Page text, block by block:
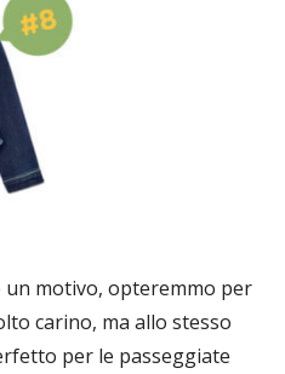
un motivo, opteremmo per
carino, ma allo stesso
per le passeggiate